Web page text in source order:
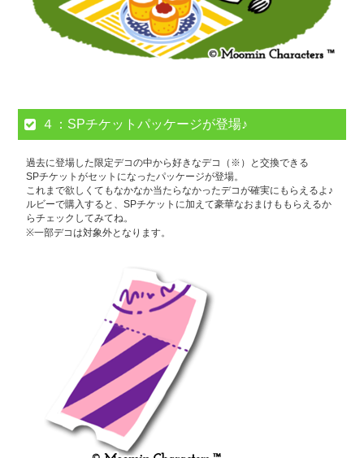
４：SPチケットパッケージが登場♪
過去に登場した限定デコの中から好きなデコ（※）と交換できる
SPチケットがセットになったパッケージが登場。
これまで欲しくてもなかなか当たらなかったデコが確実にもらえるよ♪
ルビーで購入すると、SPチケットに加えて豪華なおまけももらえるか
らチェックしてみてね。
※一部デコは対象外となります。